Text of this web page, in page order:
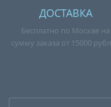
ДОСТАВКА
Бесплатно по Москве на
сумму заказа от 15000